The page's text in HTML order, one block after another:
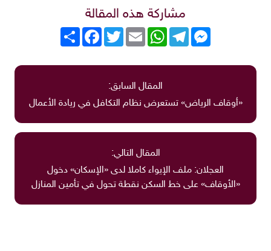
مشاركة هذه المقالة
انشر
FacebookTwitterEmail
WhatsAppTelegram
Messenger
المقال السابق:
«أوقاف الرياض» تستعرض نظام التكافل في ريادة الأعمال
المقال التالي:
العجلان: ملف الإيواء كاملا لدى «الإسكان» دخول
«الأوقاف» على خط السكن نقطة تحول في تأمين المنازل